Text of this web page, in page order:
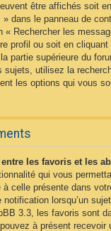
être affichés soit
dans le panneau de
Rechercher les
profil ou soit en
partie supérieure du
sujets, utilisez la
les options qui vous
les favoris et les
qui vous
celle présente dans
lorsqu’un
3.3, les favoris sont
à présent recevoir